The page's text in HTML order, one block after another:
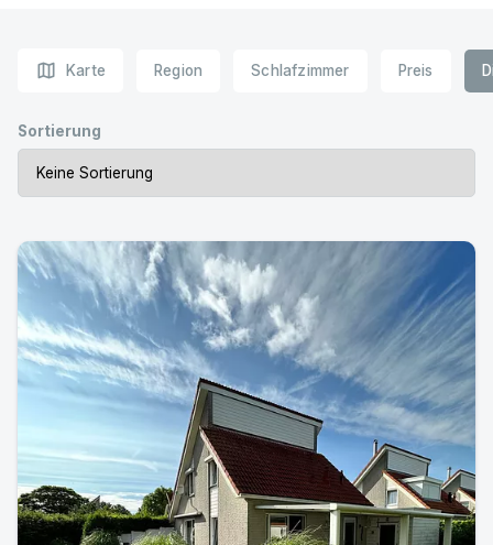
map Karte Region Schlafzimmer Preis
Sortierung
Freistehendes Ferienhaus mit Sauna und großem